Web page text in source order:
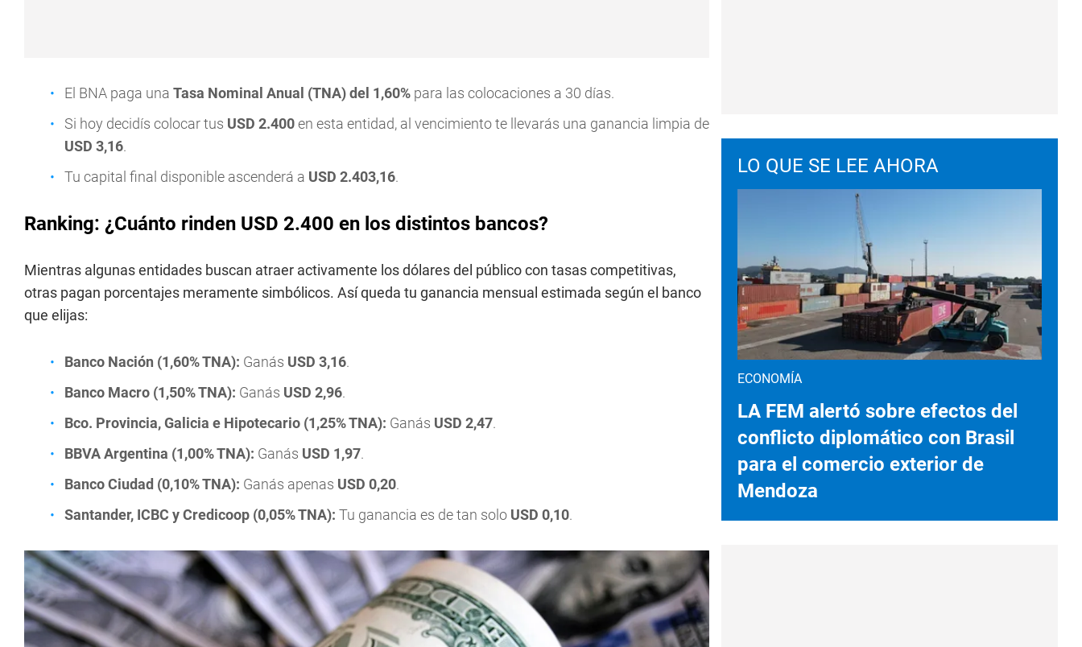
El BNA paga una Tasa Nominal Anual (TNA) del 1,60% para las colocaciones a 30 días.
Si hoy decidís colocar tus USD 2.400en esta entidad, al vencimiento te llevarás una ganancia limpia de
USD 3,16.
Tu capital final disponible ascenderá a USD 2.403,16.
Ranking: ¿Cuánto rinden USD 2.400 en los distintos bancos?
Mientras algunas entidades buscan atraer activamente los dólares del público con tasas competitivas,
otras pagan porcentajes meramente simbólicos. Así queda tu ganancia mensual estimada según el banco
que elijas:
Banco Nación (1,60% TNA): Ganás USD 3,16.
Banco Macro (1,50% TNA): Ganás USD 2,96.
Bco. Provincia, Galicia e Hipotecario (1,25% TNA): Ganás USD 2,47.
BBVA Argentina (1,00% TNA): Ganás USD 1,97.
Banco Ciudad (0,10% TNA): Ganás apenas USD 0,20.
Santander, ICBC y Credicoop (0,05% TNA): Tu ganancia es de tan solo USD 0,10.
LO QUE SE LEE AHORA
ECONOMÍA
LA FEM alertó sobre efectos del
conflicto diplomático con Brasil
para el comercio exterior de
Mendoza